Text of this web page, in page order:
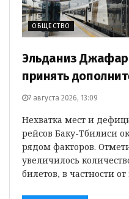
ОБЩЕСТВО
Эльданиз
принять
7 августа 2026, 13:09
Нехватка мест и
рейсов Баку-Тбилиси
рядом факторов.
увеличилось
билетов, в частности